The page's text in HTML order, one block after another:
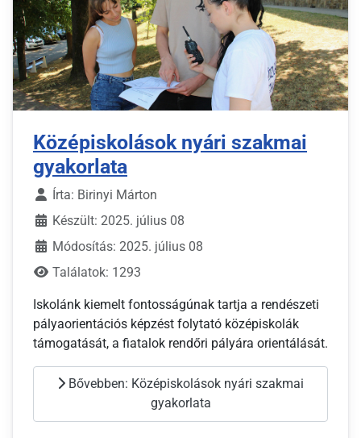
Középiskolások nyári szakmai
gyakorlata
Írta: Birinyi Márton
Készült: 2025. július 08
Módosítás: 2025. július 08
Találatok: 1293
Iskolánk kiemelt fontosságúnak tartja a rendészeti
pályaorientációs képzést folytató középiskolák
támogatását, a fiatalok rendőri pályára orientálását.
Bővebben: Középiskolások nyári szakmai
gyakorlata